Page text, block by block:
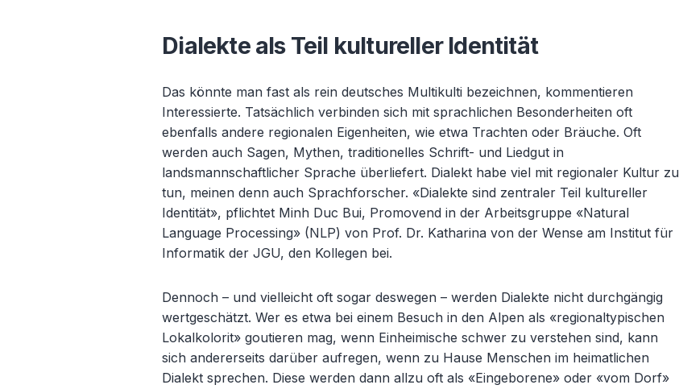
Dialekte als Teil kultureller Identität
Das könnte man fast als rein deutsches Multikulti bezeichnen, kommentieren
Interessierte. Tatsächlich verbinden sich mit sprachlichen Besonderheiten oft
ebenfalls andere regionalen Eigenheiten, wie etwa Trachten oder Bräuche. Oft
werden auch Sagen, Mythen, traditionelles Schrift- und Liedgut in
landsmannschaftlicher Sprache überliefert. Dialekt habe viel mit regionaler Kultur zu
tun, meinen denn auch Sprachforscher. «Dialekte sind zentraler Teil kultureller
Identität», pflichtet Minh Duc Bui, Promovend in der Arbeitsgruppe «Natural
Language Processing» (NLP) von Prof. Dr. Katharina von der Wense am Institut für
Informatik der JGU, den Kollegen bei.
Dennoch– und vielleicht oft sogar deswegen – werden Dialekte nicht durchgängig
wertgeschätzt. Wer es etwa bei einem Besuch in den Alpen als «regionaltypischen
Lokalkolorit» goutieren mag, wenn Einheimische schwer zu verstehen sind, kann
sich andererseits darüber aufregen, wenn zu Hause Menschen im heimatlichen
Dialekt sprechen. Diese werden dann allzu oft als «Eingeborene» oder «vom Dorf»